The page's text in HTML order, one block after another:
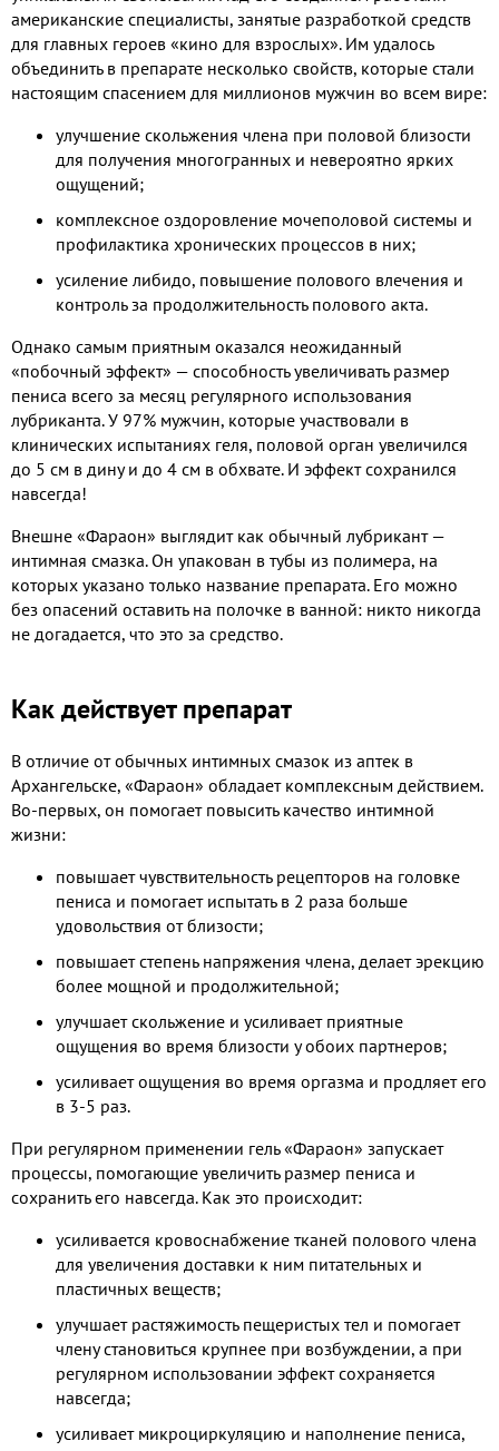
американские специалисты, занятые разработкой средств
для главных героев «кино для взрослых». Им удалось
объединить в препарате несколько свойств, которые стали
настоящим спасением для миллионов мужчин во всем вире:
улучшение скольжения члена при половой близости
для получения многогранных и невероятно ярких
ощущений;
комплексное оздоровление мочеполовой системы и
профилактика хронических процессов в них;
усиление либидо, повышение полового влечения и
контроль за продолжительность полового акта.
Однако самым приятным оказался неожиданный
«побочный эффект» — способность увеличивать размер
пениса всего за месяц регулярного использования
лубриканта. У 97% мужчин, которые участвовали в
клинических испытаниях геля, половой орган увеличился
до 5 см в дину и до 4 см в обхвате. И эффект сохранился
навсегда!
Внешне «Фараон» выглядит как обычный лубрикант —
интимная смазка. Он упакован в тубы из полимера, на
которых указано только название препарата. Его можно
без опасений оставить на полочке в ванной: никто никогда
не догадается, что это за средство.
Как действует препарат
В отличие от обычных интимных смазок из аптек в
Архангельске, «Фараон» обладает комплексным действием.
Во-первых, он помогает повысить качество интимной
жизни:
повышает чувствительность рецепторов на головке
пениса и помогает испытать в 2 раза больше
удовольствия от близости;
повышает степень напряжения члена, делает эрекцию
более мощной и продолжительной;
улучшает скольжение и усиливает приятные
ощущения во время близости у обоих партнеров;
усиливает ощущения во время оргазма и продляет его
в 3-5 раз.
При регулярном применении гель «Фараон» запускает
процессы, помогающие увеличить размер пениса и
сохранить его навсегда. Как это происходит:
усиливается кровоснабжение тканей полового члена
для увеличения доставки к ним питательных и
пластичных веществ;
улучшает растяжимость пещеристых тел и помогает
члену становиться крупнее при возбуждении, а при
регулярном использовании эффект сохраняется
навсегда;
усиливает микроциркуляцию и наполнение пениса,